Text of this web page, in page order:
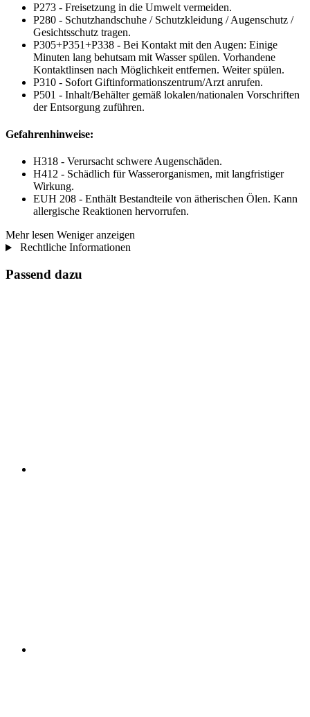
P273 - Freisetzung in die Umwelt vermeiden.
P280 - Schutzhandschuhe / Schutzkleidung / Augenschutz /
Gesichtsschutz tragen.
P305+P351+P338 - Bei Kontakt mit den Augen: Einige
Minuten lang behutsam mit Wasser spülen. Vorhandene
Kontaktlinsen nach Möglichkeit entfernen. Weiter spülen.
P310 - Sofort Giftinformationszentrum/Arzt anrufen.
P501 - Inhalt/Behälter gemäß lokalen/nationalen Vorschriften
der Entsorgung zuführen.
Gefahrenhinweise:
H318 - Verursacht schwere Augenschäden.
H412 - Schädlich für Wasserorganismen, mit langfristiger
Wirkung.
EUH 208 - Enthält Bestandteile von ätherischen Ölen. Kann
allergische Reaktionen hervorrufen.
Mehr lesen Weniger anzeigen
Rechtliche Informationen
Passend dazu